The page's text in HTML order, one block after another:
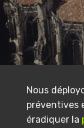
Nous
préventives
éradiquer la